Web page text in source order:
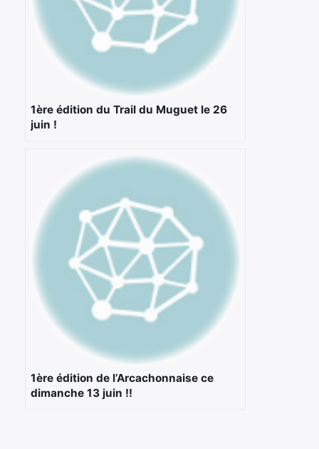
1ère édition du Trail du Muguet le 26
juin !
1ère édition de l’Arcachonnaise ce
dimanche 13 juin !!